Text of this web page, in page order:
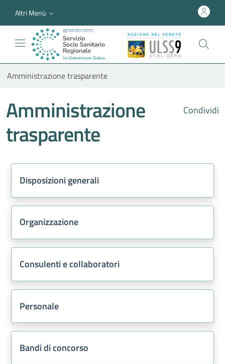
Altri Menù
Amministrazione trasparente
Condividi
Amministrazione
trasparente
Disposizioni generali
Organizzazione
Consulenti e collaboratori
Personale
Bandi di concorso